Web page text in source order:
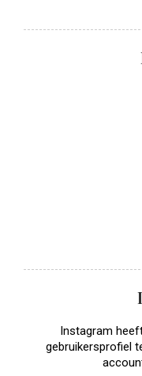
Instagram
gebruikersprofiel